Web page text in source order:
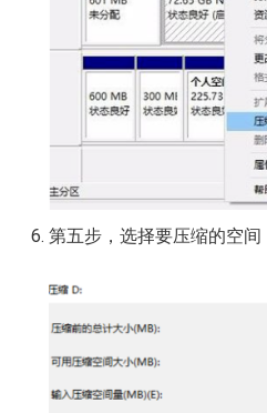
第五步，选择要压缩的空